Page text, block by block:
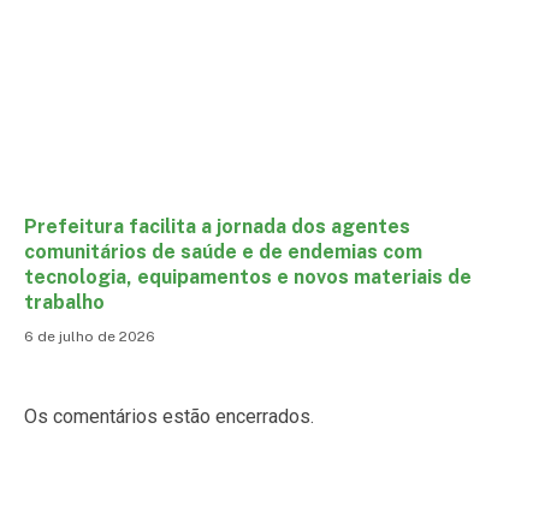
Prefeitura facilita a jornada dos agentes
comunitários de saúde e de endemias com
tecnologia, equipamentos e novos materiais de
trabalho
6 de julho de 2026
Os comentários estão encerrados.